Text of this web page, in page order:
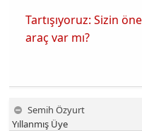
Tartışıyoruz: Sizin
araç var mı?
Semih Özyurt
Yıllanmış Üye